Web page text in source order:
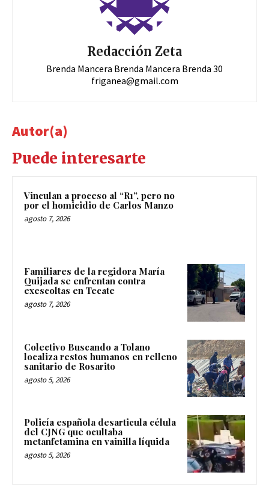
Redacción Zeta
Brenda Mancera Brenda Mancera Brenda 30
friganea@gmail.com
Autor(a)
Puede interesarte
Vinculan a proceso al “R1”, pero no
por el homicidio de Carlos Manzo
agosto 7, 2026
Familiares de la regidora María
Quijada se enfrentan contra
exescoltas en Tecate
agosto 7, 2026
Colectivo Buscando a Tolano
localiza restos humanos en relleno
sanitario de Rosarito
agosto 5, 2026
Policía española desarticula célula
del CJNG que ocultaba
metanfetamina en vainilla líquida
agosto 5, 2026